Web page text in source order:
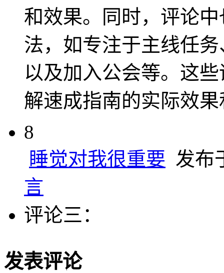
和效果。同时，评论
法，如专注于主线任
以及加入公会等。这
解速成指南的实际效
8
睡觉对我很重要 发布
言
评论三：
发表评论